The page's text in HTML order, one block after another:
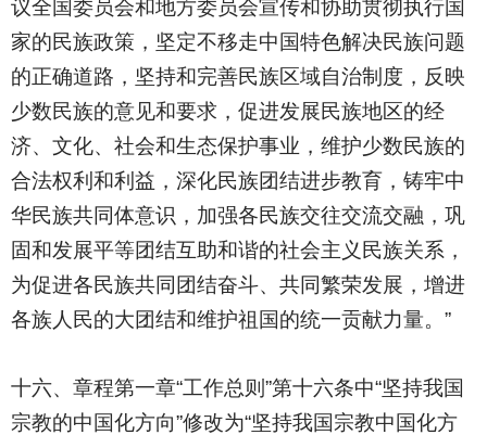
议全国委员会和地方委员会宣传和协助贯彻执行国
家的民族政策，坚定不移走中国特色解决民族问题
的正确道路，坚持和完善民族区域自治制度，反映
少数民族的意见和要求，促进发展民族地区的经
济、文化、社会和生态保护事业，维护少数民族的
合法权利和利益，深化民族团结进步教育，铸牢中
华民族共同体意识，加强各民族交往交流交融，巩
固和发展平等团结互助和谐的社会主义民族关系，
为促进各民族共同团结奋斗、共同繁荣发展，增进
各族人民的大团结和维护祖国的统一贡献力量。”
十六、章程第一章“工作总则”第十六条中“坚持我国
宗教的中国化方向”修改为“坚持我国宗教中国化方